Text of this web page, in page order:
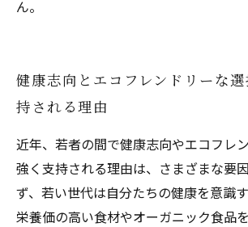
ん。
健康志向とエコフレンドリーな
持される理由
近年、若者の間で健康志向やエコフレ
強く支持される理由は、さまざまな要
ず、若い世代は自分たちの健康を意識す
栄養価の高い食材やオーガニック食品